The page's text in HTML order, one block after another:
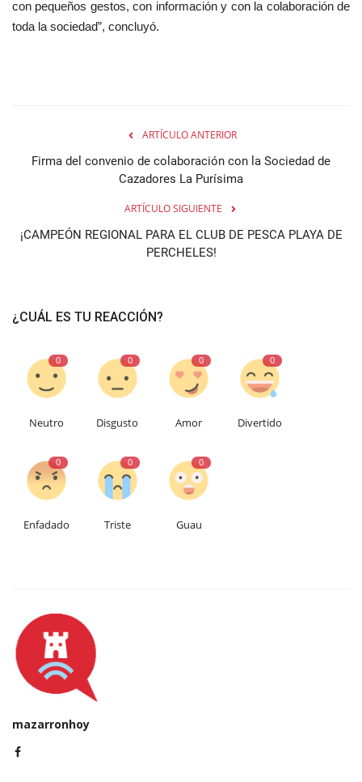
con pequeños gestos, con información y con la colaboración de
toda la sociedad”, concluyó.
ARTÍCULO ANTERIOR
Firma del convenio de colaboración con la Sociedad de
Cazadores La Purísima
ARTÍCULO SIGUIENTE
¡CAMPEÓN REGIONAL PARA EL CLUB DE PESCA PLAYA DE
PERCHELES!
¿CUÁL ES TU REACCIÓN?
0
Neutro
0
Disgusto
0
Amor
0
Divertido
0
Enfadado
0
Triste
0
Guau
mazarronhoy